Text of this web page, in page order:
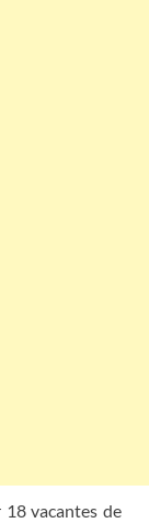
vacantes de